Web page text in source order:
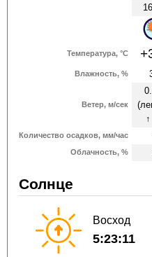
Температура, °C
Влажность, %
Ветер, м/сек
↑
Количество осадков, мм/час
Облачность, %
Солнце
Восход
5:23:11